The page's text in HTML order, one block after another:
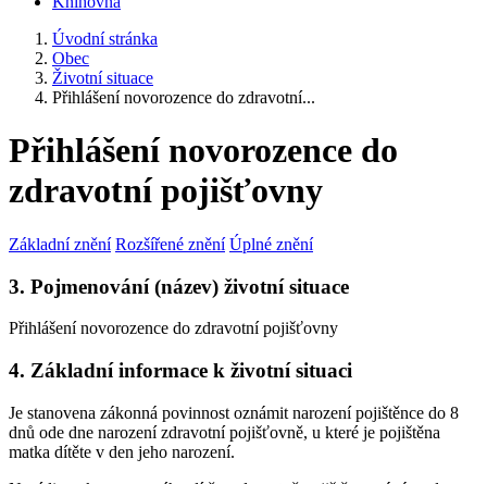
Úvodní stránka
Obec
Životní situace
Přihlášení novorozence do zdravotní...
Přihlášení novorozence do
zdravotní pojišťovny
Základní znění Rozšířené znění Úplné znění
3. Pojmenování (název) životní situace
Přihlášení novorozence do zdravotní pojišťovny
4. Základní informace k životní situaci
Je stanovena zákonná povinnost oznámit narození pojištěnce do 8
dnů ode dne narození zdravotní pojišťovně, u které je pojištěna
matka dítěte v den jeho narození.